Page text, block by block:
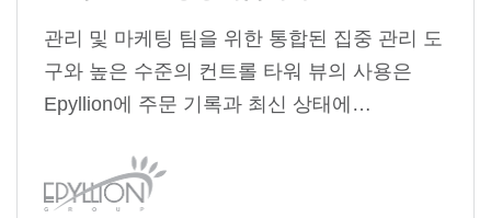
관리 및 마케팅 팀을 위한 통합된 집중 관리 도
구와 높은 수준의 컨트롤 타워 뷰의 사용은
Epyllion에 주문 기록과 최신 상태에…